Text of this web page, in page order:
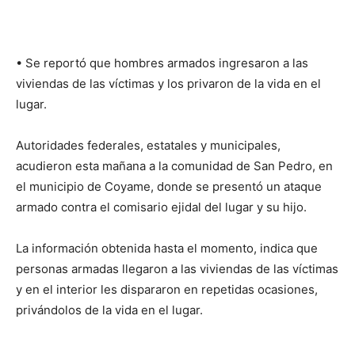
•⁠ ⁠Se reportó que hombres armados ingresaron a las
viviendas de las víctimas y los privaron de la vida en el
lugar.
Autoridades federales, estatales y municipales,
acudieron esta mañana a la comunidad de San Pedro, en
el municipio de Coyame, donde se presentó un ataque
armado contra el comisario ejidal del lugar y su hijo.
La información obtenida hasta el momento, indica que
personas armadas llegaron a las viviendas de las víctimas
y en el interior les dispararon en repetidas ocasiones,
privándolos de la vida en el lugar.